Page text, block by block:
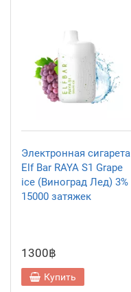
Электронная сигарета
Elf Bar RAYA S1 Grape
ice (Виноград Лед) 3%
15000 затяжек
1300฿
Купить